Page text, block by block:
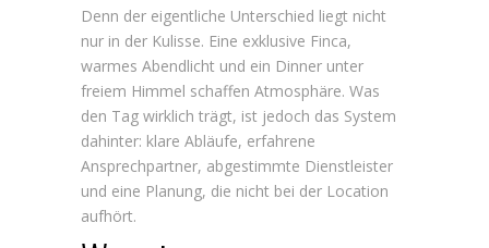
Denn der eigentliche Unterschied liegt nicht
nur in der Kulisse. Eine exklusive Finca,
warmes Abendlicht und ein Dinner unter
freiem Himmel schaffen Atmosphäre. Was
den Tag wirklich trägt, ist jedoch das System
dahinter: klare Abläufe, erfahrene
Ansprechpartner, abgestimmte Dienstleister
und eine Planung, die nicht bei der Location
aufhört.